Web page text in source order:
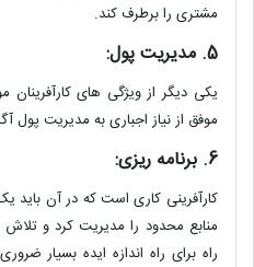
مشتری را برطرف کند.
5. مدیریت پول:
یکی دیگر از ویژگی های
موفق از نیاز اجباری به مدیریت پول
6. برنامه ریزی:
کارآفرینی کاری است که در آن باید
منابع محدود را مدیریت کرد و تلاش
راه برای راه اندازه ایده بسیار